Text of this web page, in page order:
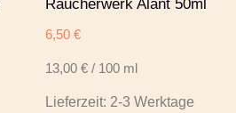
Räucherwerk Alant 50ml
6,50 €
13,00 €/ 100 ml
Lieferzeit: 2-3 Werktage